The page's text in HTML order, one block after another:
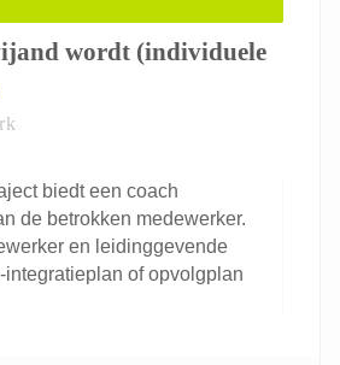
wordt (individuele
biedt een coach
de betrokken medewerker.
en leidinggevende
of opvolgplan